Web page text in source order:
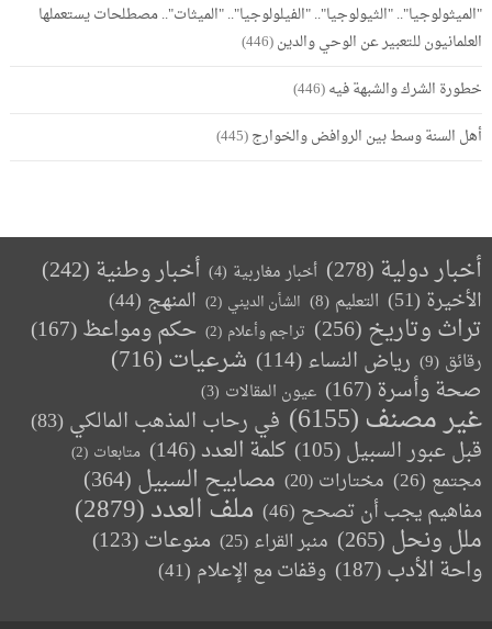
"الميثولوجيا".. "الثيولوجيا".. "الفيلولوجيا".. "الميثات".. مصطلحات يستعملها
العلمانيون للتعبير عن الوحي والدين(446)
خطورة الشرك والشبهة فيه(446)
أهل السنة وسط بين الروافض والخوارج(445)
أخبار دولية (278) أخبار مغاربية (4) أخبار وطنية(242)
الأخيرة (51) التعليم (8) الشأن الديني (2) المنهج (44)
تراث وتاريخ(256) تراجم وأعلام (2) حكم ومواعظ(167)
رقائق (9) رياض النساء(114) شرعيات(716)
صحة وأسرة(167) عيون المقالات (3)
غير مصنف(6155) في رحاب المذهب المالكي (83)
قبل عبور السبيل(105) كلمة العدد(146) متابعات (2)
مجتمع (26) مختارات (20) مصابيح السبيل(364)
مفاهيم يجب أن تصحح (46) ملف العدد(2879)
ملل ونحل(265) منبر القراء(25) منوعات(123)
واحة الأدب(187) وقفات مع الإعلام (41)